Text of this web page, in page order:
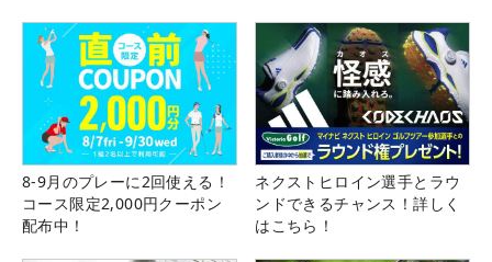
8-9月のプレーに2回使える！
コース限定2,000円クーポン
配布中！
ネクストヒロイン選手とラウ
ンドできるチャンス！詳しく
はこちら！